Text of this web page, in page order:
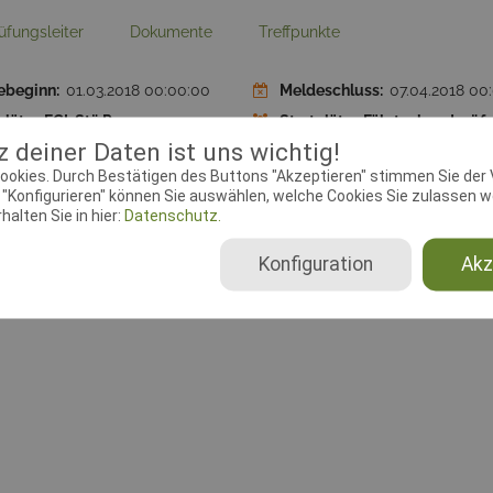
deiner Daten ist uns wichtig!
Durch Bestätigen des Buttons "Akzeptieren" stimmen Sie der
können Sie auswählen, welche Cookies Sie zulassen
Sie in hier: Datenschutz.
Konfiguration
Dokumente Treffpunkte
01.03.2018 00:00:00 Meldeschluss: 07.04.2018
FCI-Stö.Pr.:30 Startplätze
IPO, IPO FH, FCI-Stö.Pr.,
BgH,
Ausrichtender Verein:
Bliedersdorf/Harsefeld e.V.,